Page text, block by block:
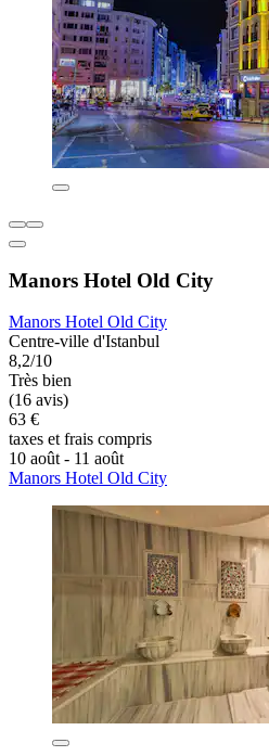
Manors Hotel Old City
Manors Hotel Old City
Centre-ville d'Istanbul
8,2/10
Très bien
(16 avis)
63 €
taxes et frais compris
10 août - 11 août
Manors Hotel Old City